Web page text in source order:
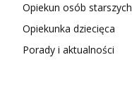
Opiekun osób starszych
Opiekunka dziecięca
Porady i aktualności